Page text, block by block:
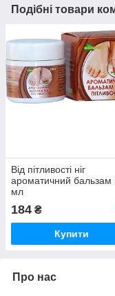
Подібні товари
Від пітливості ніг
ароматичний бальзам
мл
184 ₴
Купити
Про нас